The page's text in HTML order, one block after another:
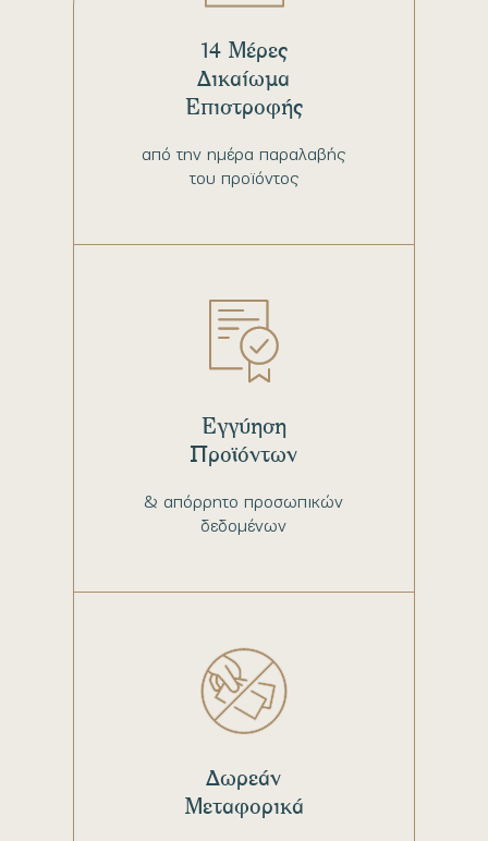
από την ημέρα παραλαβής
του προϊόντος
14 Μέρες
Δικαίωμα
Επιστροφής
& απόρρητο προσωπικών
δεδομένων
Εγγύηση
Προϊόντων
Δωρεάν
Μεταφορικά